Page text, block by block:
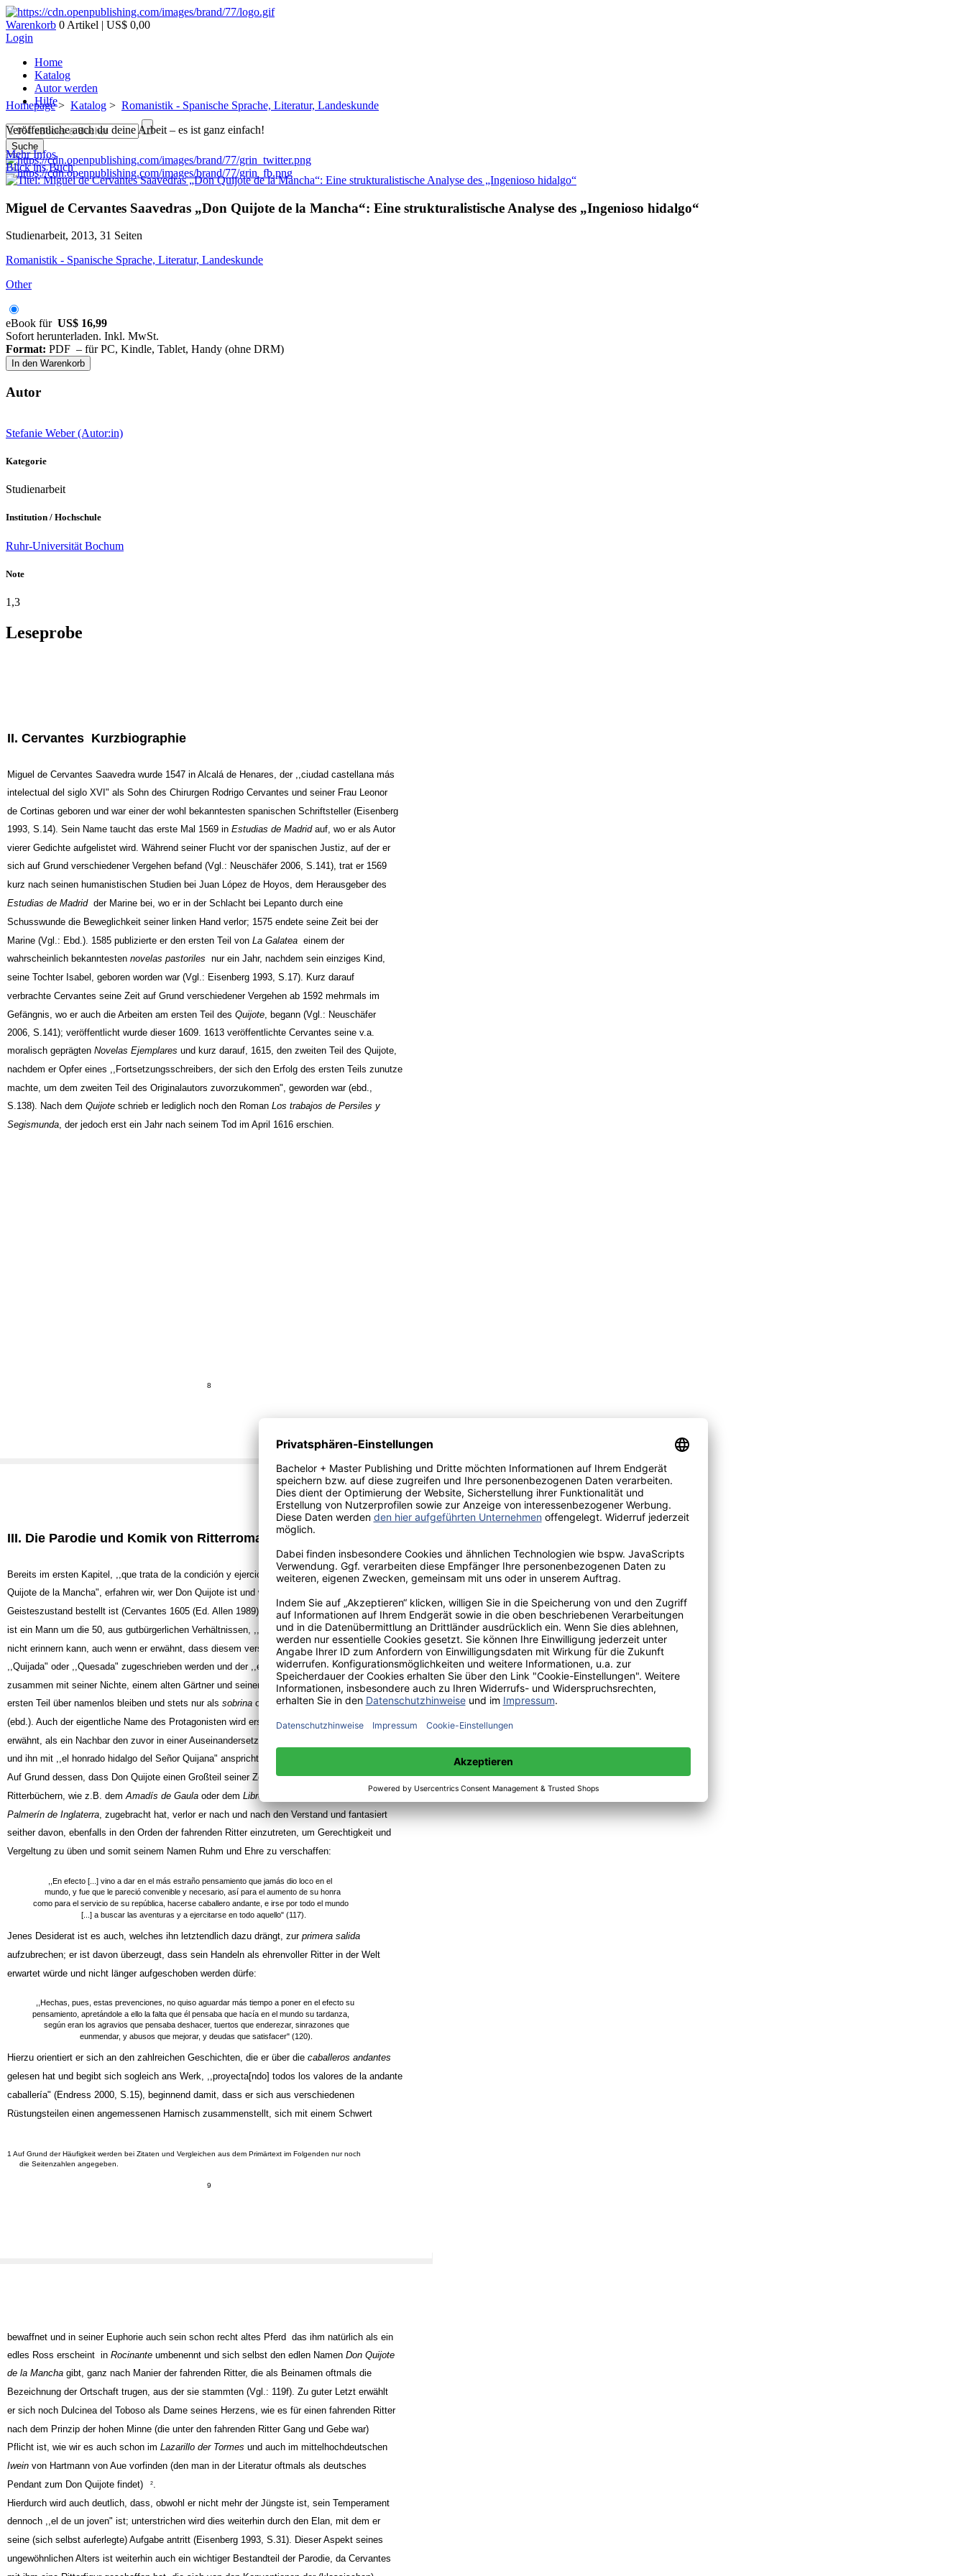
Warenkorb 0 Artikel | US$ 0,00
Login
Home
Katalog
Autor werden
Hilfe
Suche
Homepage> Katalog > Romanistik - Spanische Sprache, Literatur, Landeskunde
Veröffentliche auch du deine Arbeit – es ist ganz einfach!
Mehr Infos
Blick ins Buch
Miguel de Cervantes Saavedras „Don Quijote de la Mancha“: Eine strukturalistische Analyse des „Ingenioso hidalgo“
Studienarbeit, 2013, 31 Seiten
Romanistik - Spanische Sprache, Literatur, Landeskunde
Other
eBook für US$ 16,99
Sofort herunterladen. Inkl. MwSt.
Format: PDF – für PC, Kindle, Tablet, Handy (ohne DRM)
In den Warenkorb
Autor
Stefanie Weber (Autor:in)
Kategorie
Studienarbeit
Institution / Hochschule
Ruhr-Universität Bochum
Note
1,3
Leseprobe
8
II. Cervantes ­ Kurzbiographie
Miguel de Cervantes Saavedra wurde 1547 in Alcalá de Henares, der ,,ciudad castellana más
intelectual del siglo XVI" als Sohn des Chirurgen Rodrigo Cervantes und seiner Frau Leonor
de Cortinas geboren und war einer der wohl bekanntesten spanischen Schriftsteller (Eisenberg
1993, S.14). Sein Name taucht das erste Mal 1569 in Estudias de Madridauf, wo er als Autor
vierer Gedichte aufgelistet wird. Während seiner Flucht vor der spanischen Justiz, auf der er
sich auf Grund verschiedener Vergehen befand (Vgl.: Neuschäfer 2006, S.141), trat er 1569 ­
kurz nach seinen humanistischen Studien bei Juan López de Hoyos, dem Herausgeber des
Estudias de Madrid­ der Marine bei, wo er in der Schlacht bei Lepanto durch eine
Schusswunde die Beweglichkeit seiner linken Hand verlor; 1575 endete seine Zeit bei der
Marine (Vgl.: Ebd.). 1585 publizierte er den ersten Teil von La Galatea­ einem der
wahrscheinlich bekanntesten novelas pastoriles ­ nur ein Jahr, nachdem sein einziges Kind,
seine Tochter Isabel, geboren worden war (Vgl.: Eisenberg 1993, S.17). Kurz darauf
verbrachte Cervantes seine Zeit auf Grund verschiedener Vergehen ab 1592 mehrmals im
Gefängnis, wo er auch die Arbeiten am ersten Teil des Quijote, begann (Vgl.: Neuschäfer
2006, S.141); veröffentlicht wurde dieser 1609. 1613 veröffentlichte Cervantes seine v.a.
moralisch geprägten Novelas Ejemplares und kurz darauf, 1615, den zweiten Teil des Quijote,
nachdem er Opfer eines ,,Fortsetzungsschreibers, der sich den Erfolg des ersten Teils zunutze
machte, um dem zweiten Teil des Originalautors zuvorzukommen", geworden war (ebd.,
S.138). Nach dem Quijoteschrieb er lediglich noch den Roman Los trabajos de Persiles y
Segismunda, der jedoch erst ein Jahr nach seinem Tod im April 1616 erschien.
9
III. Die Parodie und Komik von Ritterromanen
Bereits im ersten Kapitel, ,,que trata de la condición y ejercicio del famoso hidalgo don
Quijote de la Mancha", erfahren wir, wer Don Quijote ist und wie es um seinen
Geisteszustand bestellt ist (Cervantes 1605 (Ed. Allen 1989), S.113)
: Der sagenhafte Ritter
ist ein Mann um die 50, aus gutbürgerlichen Verhältnissen, ,,de cuyo nombre" Cervantes sich
nicht erinnern kann, auch wenn er erwähnt, dass diesem verschiedene Beinamen wie
,,Quijada" oder ,,Quesada" zugeschrieben werden und der ,,en un lugar de la Mancha"
zusammen mit seiner Nichte, einem alten Gärtner und seiner Haushälterin ­ die den gesamten
ersten Teil über namenlos bleiben und stets nur als sobrinaoder amagenannt werden ­ lebt
(ebd.). Auch der eigentliche Name des Protagonisten wird erstmals im fünften Kapitel
erwähnt, als ein Nachbar den zuvor in einer Auseinandersetzung übel Zugerichteten findet
und ihn mit ,,el honrado hidalgo del Señor Quijana" anspricht (146).
Auf Grund dessen, dass Don Quijote einen Großteil seiner Zeit mit der Lektüre von
Ritterbüchern, wie z.B. demAmadís de Gaulaoder dem Libro del muy esforzado caballero
Palmerín de Inglaterra, zugebracht hat, verlor er nach und nach den Verstand und fantasiert
seither davon, ebenfalls in den Orden der fahrenden Ritter einzutreten, um Gerechtigkeit und
Vergeltung zu üben und somit seinem Namen Ruhm und Ehre zu verschaffen:
,,En efecto [...] vino a dar en el más estraño pensamiento que jamás dio loco en el
mundo, y fue que le pareció convenible y necesario, así para el aumento de su honra
como para el servicio de su república, hacerse caballero andante, e irse por todo el mundo
[...] a buscar las aventuras y a ejercitarse en todo aquello" (117).
Jenes Desiderat ist es auch, welches ihn letztendlich dazu drängt, zur primera salida
aufzubrechen; er ist davon überzeugt, dass sein Handeln als ehrenvoller Ritter in der Welt
erwartet würde und nicht länger aufgeschoben werden dürfe:
,,Hechas, pues, estas prevenciones, no quiso aguardar más tiempo a poner en el efecto su
pensamiento, apretándole a ello la falta que él pensaba que hacía en el mundo su tardanza,
según eran los agravios que pensaba deshacer, tuertos que enderezar, sinrazones que
eunmendar, y abusos que mejorar, y deudas que satisfacer" (120).
Hierzu orientiert er sich an den zahlreichen Geschichten, die er über die caballeros andantes
gelesen hat und begibt sich sogleich ans Werk, ,,proyecta[ndo] todos los valores de la andante
caballería" (Endress 2000, S.15), beginnend damit, dass er sich aus verschiedenen
Rüstungsteilen einen angemessenen Harnisch zusammenstellt, sich mit einem Schwert
1 Auf Grund der Häufigkeit werden bei Zitaten und Vergleichen aus dem Primärtext im Folgenden nur noch
die Seitenzahlen angegeben.
bewaffnet und in seiner Euphorie auch sein schon recht altes Pferd ­ das ihm natürlich als ein
edles Ross erscheint ­ in Rocinanteumbenennt und sich selbst den edlen Namen Don Quijote
de la Manchagibt, ganz nach Manier der fahrenden Ritter, die als Beinamen oftmals die
Bezeichnung der Ortschaft trugen, aus der sie stammten (Vgl.: 119f). Zu guter Letzt erwählt
er sich noch Dulcinea del Toboso als Dame seines Herzens, wie es für einen fahrenden Ritter
nach dem Prinzip der hohen Minne (die unter den fahrenden Ritter Gang und Gebe war)
Pflicht ist, wie wir es auch schon im Lazarillo der Tormes und auch im mittelhochdeutschen
Iweinvon Hartmann von Aue vorfinden (den man in der Literatur oftmals als deutsches
Pendant zum Don Quijote findet)
2
Hierdurch wird auch deutlich, dass, obwohl er nicht mehr der Jüngste ist, sein Temperament
dennoch ,,el de un joven" ist; unterstrichen wird dies weiterhin durch den Elan, mit dem er
seine (sich selbst auferlegte) Aufgabe antritt (Eisenberg 1993, S.31). Dieser Aspekt seines
ungewöhnlichen Alters ist weiterhin auch ein wichtiger Bestandteil der Parodie, da Cervantes